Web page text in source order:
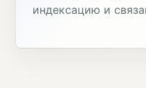
индексацию и